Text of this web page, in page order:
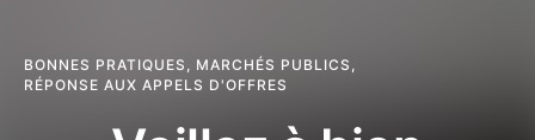
BONNES PRATIQUES , MARCHÉS PUBLICS ,
RÉPONSE AUX APPELS D'OFFRES